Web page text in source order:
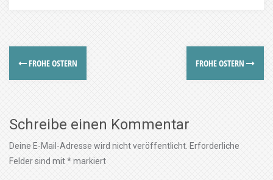
FROHE OSTERN FROHE OSTERN
Schreibe einen Kommentar
Deine E-Mail-Adresse wird nicht veröffentlicht. Erforderliche
Felder sind mit*markiert